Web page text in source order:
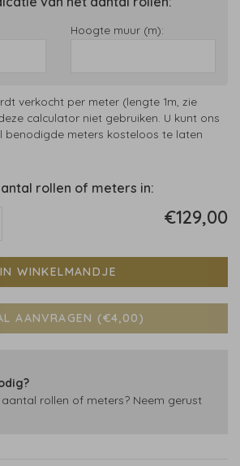
Hoogte muur (m):
verkocht per meter (lengte 1m, zie
calculator niet gebruiken. U kunt ons
benodigde meters kosteloos te laten
rollen of meters in:
€129,00
IN WINKELMANDJE
AANVRAGEN (€4,00)
rollen of meters? Neem gerust